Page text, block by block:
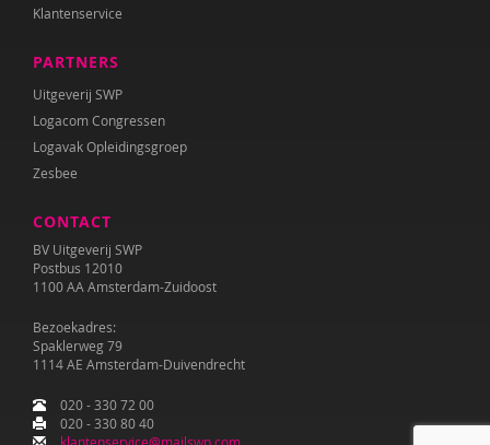
Theo Cappon
Fanny Cattenstart
Margriet Chorus
Renilde Claesen
Diederik De Clercq
Mariëlle Cloin
Wilmie Colbers
Cristina Colonnesi
Tom Compaijen
Klantenservice
PARTNERS
Uitgeverij SWP
Logacom Congressen
Logavak Opleidingsgroep
Zesbee
CONTACT
BV Uitgeverij SWP
Postbus 12010
1100 AA Amsterdam-Zuidoost
Bezoekadres:
Spaklerweg 79
1114 AE Amsterdam-Duivendrecht
020 - 330 72 00
020 - 330 80 40
klantenservice@mailswp.com